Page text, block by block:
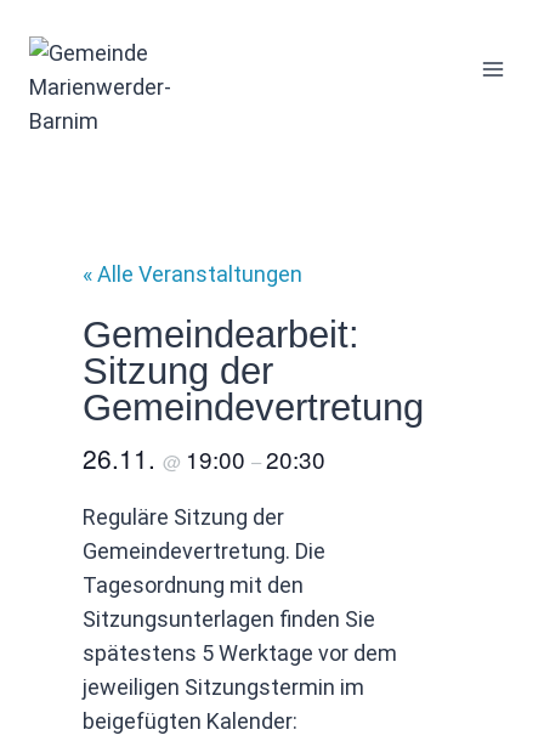
Inhalt
springen
« Alle Veranstaltungen
Gemeindearbeit:
Sitzung der
Gemeindevertretung
26.11. @ 19:00 –20:30
Reguläre Sitzung der
Gemeindevertretung. Die
Tagesordnung mit den
Sitzungsunterlagen finden Sie
spätestens 5 Werktage vor dem
jeweiligen Sitzungstermin im
beigefügten Kalender: